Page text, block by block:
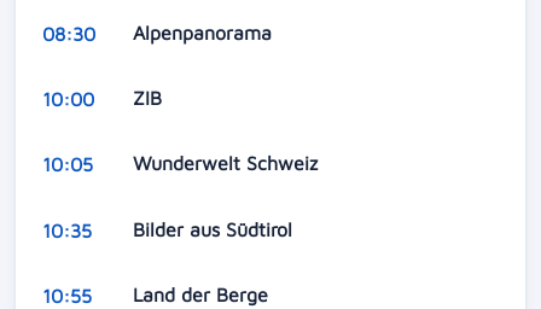
08:30 Alpenpanorama
10:00 ZIB
10:05 Wunderwelt Schweiz
10:35 Bilder aus Südtirol
10:55 Land der Berge